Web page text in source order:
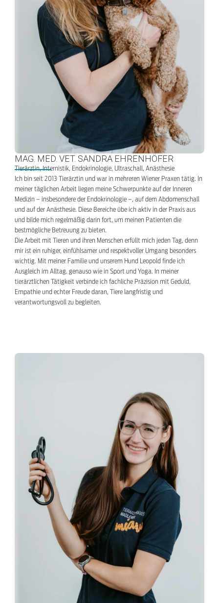
MAG. MED. VET. SANDRA EHRENHÖFER
Tierärztin, Internistik, Endokrinologie, Ultraschall, Anästhesie
Ich bin seit 2013 Tierärztin und war in mehreren Wiener Praxen tätig. In
meiner täglichen Arbeit liegen meine Schwerpunkte auf der Inneren
Medizin – insbesondere der Endokrinologie –, auf dem Abdomenschall
und auf der Anästhesie. Diese Bereiche übe ich aktiv in der Praxis aus
und bilde mich regelmäßig darin fort, um meinen Patienten die
bestmögliche Betreuung zu bieten.
Die Arbeit mit Tieren und ihren Menschen erfüllt mich jeden Tag, denn
mir ist ein ruhiger, einfühlsamer und respektvoller Umgang besonders
wichtig. Mit meiner Familie und unserem Hund Leopold finde ich
Ausgleich im Alltag, genauso wie in Sport und Yoga. In meiner
tierärztlichen Tätigkeit verbinde ich fachliche Präzision mit Geduld,
Empathie und echter Freude daran, Tiere langfristig und
verantwortungsvoll zu begleiten.